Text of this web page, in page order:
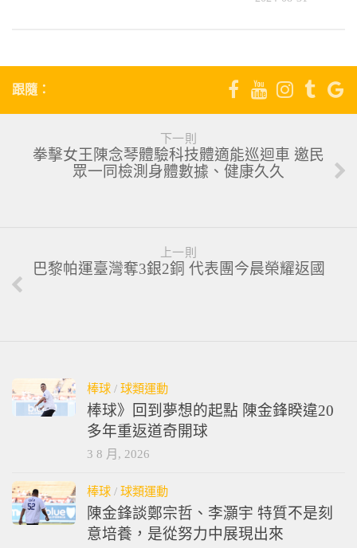
跟隨：
下一則
拳擊女王陳念琴體驗科技體適能巡迴車 邀民
眾一同檢測身體數據、健康久久
上一則
巴黎帕運臺灣奪3銀2銅 代表團今晨榮耀返國
棒球 / 球類運動
棒球》回到夢想的起點 陳金鋒睽違20
多年重返道奇開球
3 8 月, 2026
棒球 / 球類運動
陳金鋒談鄭宗哲、李灝宇 特質不是刻
意培養，是從努力中展現出來